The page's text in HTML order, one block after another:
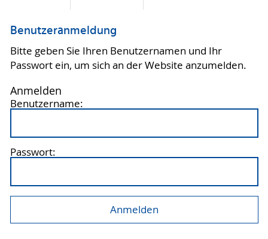
Benutzeranmeldung
Bitte geben Sie Ihren Benutzernamen und Ihr
Passwort ein, um sich an der Website anzumelden.
Anmelden
Benutzername:
Passwort: